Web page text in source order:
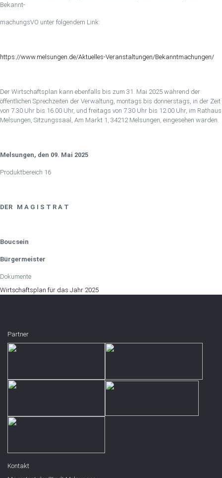
Bekannt-
machungsVO unter folgendem Link:
https://www.melsungen.de/Aktuelles-Veranstaltungen/Bekanntmachungen/
Der Wirtschaftsplan kann ebenfalls bis zum 31. Mai 2025 während der
öffentlichen Sprechzeiten der Verwaltung, montags bis donnerstags, in der Zeit
von 7.30 Uhr bis 16.00 Uhr, und freitags von 7.30 Uhr bis 12.00 Uhr, im Rathaus
Melsungen, Sitzungssaal, Am Markt 1, 34212 Melsungen, eingesehen warden.
Melsungen, den 09. Mai 2025
Produktbereich 16
DER M A G I S T R A T
Boucsein
Bürgermeister
Dokumente
Wirtschaftsplan für das Jahr 2025
Partner
Kontakt